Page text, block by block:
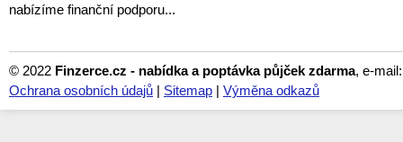
nabízíme finanční podporu...
© 2022 Finzerce.cz - nabídka a poptávka půjček zdarma, e-
Ochrana osobních údajů | Sitemap | Výměna odkazů